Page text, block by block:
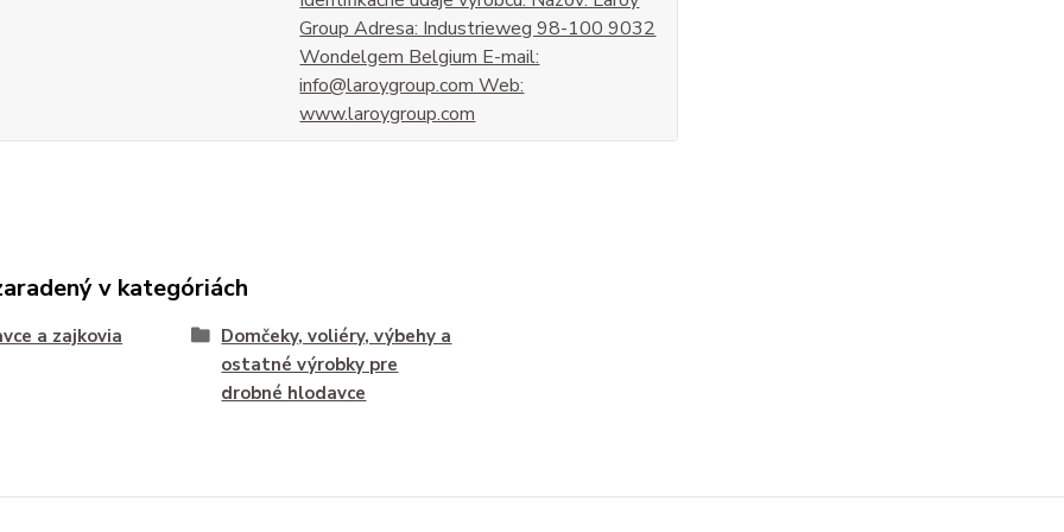
Group Adresa: Industrieweg 98-100 9032
Wondelgem Belgium E-mail:
info@laroygroup.com Web:
www.laroygroup.com
v kategóriách
a zajkovia
Domčeky, voliéry, výbehy a
ostatné výrobky pre
drobné hlodavce